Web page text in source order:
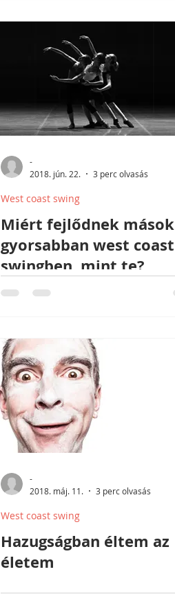
-
2018. jún. 22.
3 perc olvasás
West coast swing
Miért fejlődnek mások
gyorsabban west coast
swingben, mint te?
-
2018. máj. 11.
3 perc olvasás
West coast swing
Hazugságban éltem az
életem